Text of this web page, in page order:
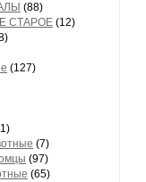
(88)
СТАРОЕ (12)
(127)
(7)
(97)
(65)